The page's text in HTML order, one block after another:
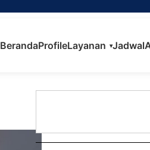
BerandaProfileLayanan ▾Jadwal